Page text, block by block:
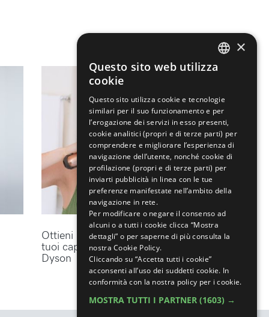
Ottieni lo styling perfetto per i
tuoi capelli con gli accessori
Dyson
×
Questo sito web utilizza
cookie
Questo sito utilizza cookie e tecnologie
similari per il suo funzionamento e per
l’erogazione dei servizi in esso presenti,
cookie analitici (propri e di terze parti) per
comprendere e migliorare l’esperienza di
navigazione dell’utente, nonché cookie di
profilazione (propri e di terze parti) per
inviarti pubblicità in linea con le tue
preferenze manifestate nell’ambito della
navigazione in rete.
Per modificare o negare il consenso ad
alcuni o a tutti i cookie clicca “Mostra
dettagli” o per saperne di più consulta la
nostra Cookie Policy.
Cliccando su “Accetta tutti i cookie”
acconsenti all’uso dei suddetti cookie. In
conformità con la nostra policy per i cookie.
MOSTRA TUTTI I PARTNER (1603) →